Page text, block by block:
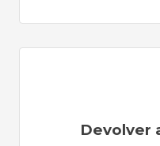
Devolver